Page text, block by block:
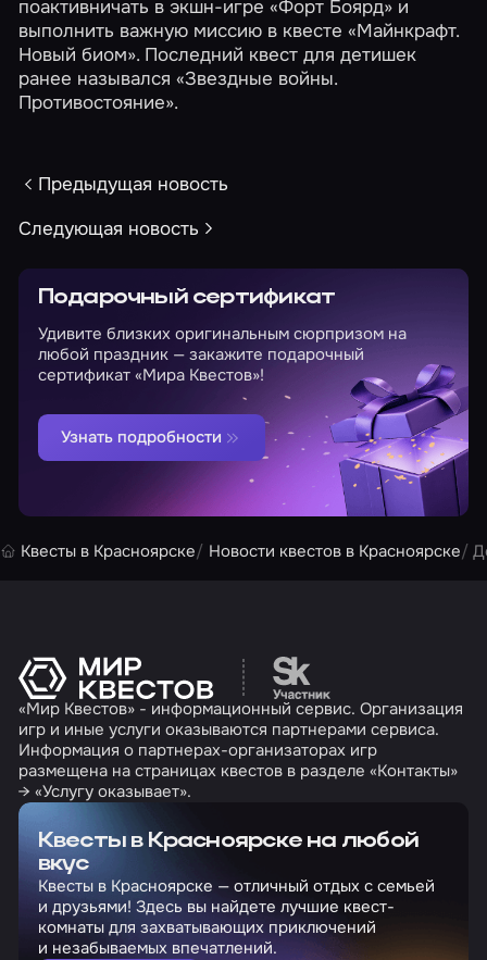
поактивничать в экшн-игре«Форт Боярд» и
выполнить важную миссию в квесте«Майнкрафт.
Новый биом». Последний квест для детишек
ранее назывался «Звездные войны.
Противостояние».
Предыдущая новость
Следующая новость
Подарочный сертификат
Удивите близких оригинальным сюрпризом на
любой праздник — закажите подарочный
сертификат «Мира Квестов»!
Узнать подробности
Квесты в Красноярске Новости квестов в Красноярске
Перейти на сайт
«Мир Квестов» - информационный сервис. Организация
игр и иные услуги оказываются партнерами сервиса.
Информация о партнерах-организаторах игр
размещена на страницах квестов в разделе «Контакты»
→ «Услугу оказывает».
Квесты в Красноярске на любой
вкус
Квесты в Красноярске — отличный отдых с семьей
и друзьями! Здесь вы найдете лучшие квест-
комнаты для захватывающих приключений
и незабываемых впечатлений.